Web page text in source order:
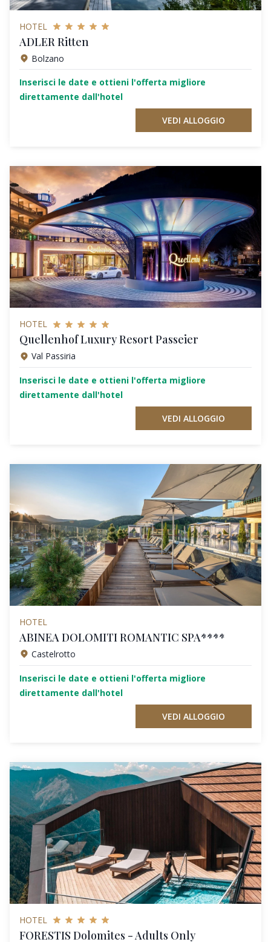
HOTEL
ADLER Ritten
Bolzano
Inserisci le date e ottieni l'offerta migliore
direttamente dall'hotel
VEDI ALLOGGIO
HOTEL
Quellenhof Luxury Resort Passeier
Val Passiria
Inserisci le date e ottieni l'offerta migliore
direttamente dall'hotel
VEDI ALLOGGIO
HOTEL
ABINEA DOLOMITI ROMANTIC SPA****
Castelrotto
Inserisci le date e ottieni l'offerta migliore
direttamente dall'hotel
VEDI ALLOGGIO
HOTEL
FORESTIS Dolomites - Adults Only